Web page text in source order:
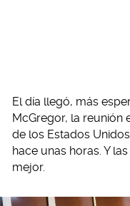
El día llegó, más
McGregor, la reunión
de los Estados
hace unas horas. Y
mejor.